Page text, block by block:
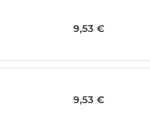
9,53 €
9,53 €